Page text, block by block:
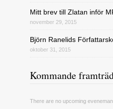
Mitt brev till Zlatan inför
november 29, 2015
Björn Ranelids
oktober 31, 2015
Kommande
There are no upcoming